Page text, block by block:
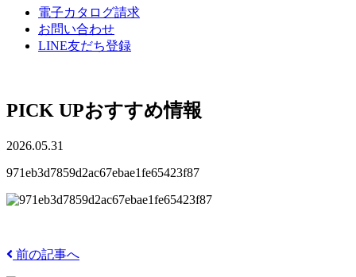
電子カタログ請求
お問い合わせ
LINE友だち登録
PICK UPおすすめ情報
2026.05.31
971eb3d7859d2ac67ebae1fe65423f87
前の記事へ